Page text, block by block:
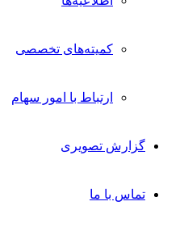
کمیته‌های تخصصی
ارتباط با امور سهام
گزارش تصویری
تماس با ما